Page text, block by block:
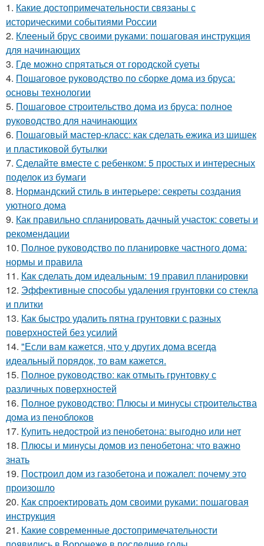
1. Какие достопримечательности связаны с
историческими событиями России
2. Клееный брус своими руками: пошаговая инструкция
для начинающих
3. Где можно спрятаться от городской суеты
4. Пошаговое руководство по сборке дома из бруса:
основы технологии
5. Пошаговое строительство дома из бруса: полное
руководство для начинающих
6. Пошаговый мастер-класс: как сделать ежика из шишек
и пластиковой бутылки
7. Сделайте вместе с ребенком: 5 простых и интересных
поделок из бумаги
8. Нормандский стиль в интерьере: секреты создания
уютного дома
9. Как правильно спланировать дачный участок: советы и
рекомендации
10. Полное руководство по планировке частного дома:
нормы и правила
11. Как сделать дом идеальным: 19 правил планировки
12. Эффективные способы удаления грунтовки со стекла
и плитки
13. Как быстро удалить пятна грунтовки с разных
поверхностей без усилий
14. "Если вам кажется, что у других дома всегда
идеальный порядок, то вам кажется.
15. Полное руководство: как отмыть грунтовку с
различных поверхностей
16. Полное руководство: Плюсы и минусы строительства
дома из пеноблоков
17. Купить недострой из пенобетона: выгодно или нет
18. Плюсы и минусы домов из пенобетона: что важно
знать
19. Построил дом из газобетона и пожалел: почему это
произошло
20. Как спроектировать дом своими руками: пошаговая
инструкция
21. Какие современные достопримечательности